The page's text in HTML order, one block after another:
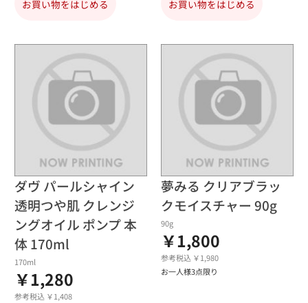
お買い物をはじめる お買い物をはじめる
ダヴ パールシャイン
透明つや肌 クレンジ
ングオイル ポンプ 本
体 170ml
170ml
￥1,280
参考税込 ￥1,408
夢みる クリアブラッ
クモイスチャー 90g
90g
￥1,800
参考税込 ￥1,980
お一人様3点限り